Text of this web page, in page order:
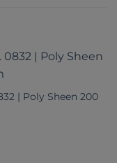
| Poly Sheen 200